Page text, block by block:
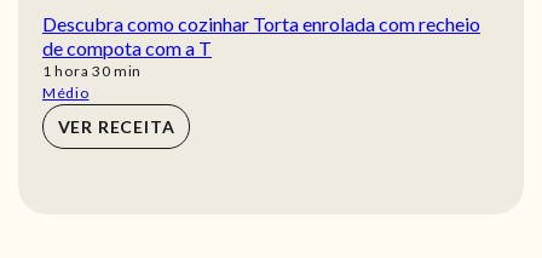
Descubra como cozinhar Torta enrolada com recheio
de compota com a T
1 hora
hora 30min
min
Médio
VER RECEITA